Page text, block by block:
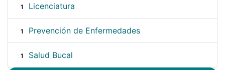
1 Licenciatura
1 Prevención de Enfermedades
1 Salud Bucal